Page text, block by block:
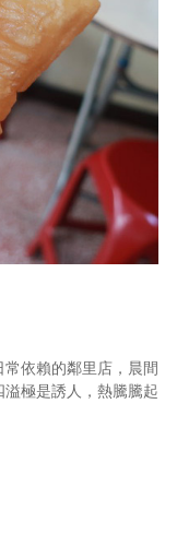
依賴的鄰里店，晨間
極是誘人，熱騰騰起